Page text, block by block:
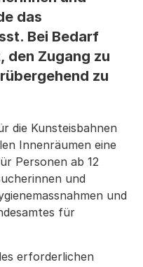
das
Bei Bedarf
den Zugang zu
zu
die Kunsteisbahnen
Innenräumen eine
Personen ab 12
und
und
für
erforderlichen